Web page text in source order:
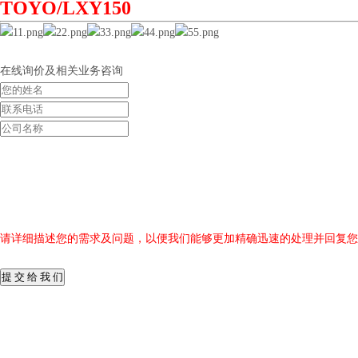
TOYO/LXY150
在线询价及相关业务咨询
请详细描述您的需求及问题，以便我们能够更加精确迅速的处理并回复
提 交 给 我 们